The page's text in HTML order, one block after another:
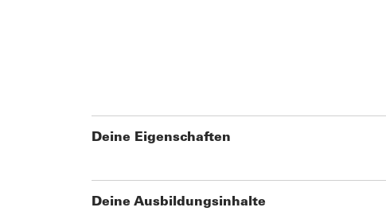
Deine Eigenschaften
Deine Ausbildungsinhalte